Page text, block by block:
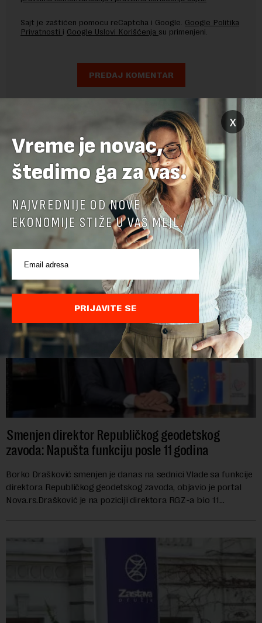
Sajt je zaštićen pomocu reCaptcha i Google. Google Politika
Privatnosti i Google Uslovi Korišćenja su primenjeni.
POVEZANI SADRŽAJI
Smenjen direktor Republičkog geodetskog
zavoda: Napušta funkciju posle 11 godina
Borko Drašković smenjen je danas na sednici Vlade sa funkcije
direktora Republičkog geodetskog zavoda, objavio je portal
Nova.rs.Drašković je na poziciji direktora RGZ-a bio 11
x
Vreme je novac,
štedimo ga za vas.
NAJVREDNIJE OD NOVE
EKONOMIJE STIŽE U VAŠ MEJL.
PRIJAVITE SE